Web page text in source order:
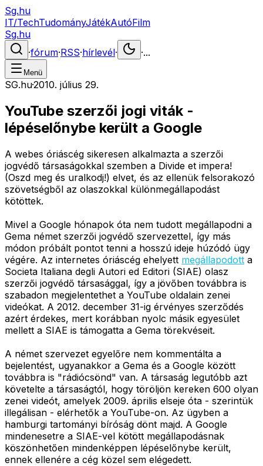
Sg.hu
IT/TechTudományJátékAutóFilm
Sg.hu
·fórum·RSS·hírlevél· ·...
Menü
SG.hu·2010. július 29.
YouTube szerzői jogi viták -
lépéselőnybe került a Google
A webes óriáscég sikeresen alkalmazta a szerzői
jogvédő társaságokkal szemben a Divide et impera!
(Oszd meg és uralkodj!) elvet, és az ellenük felsorakozó
szövetségből az olaszokkal különmegállapodást
kötöttek.
Mivel a Google hónapok óta nem tudott megállapodni a
Gema német szerzői jogvédő szervezettel, így más
módon próbált pontot tenni a hosszú ideje húzódó ügy
végére. Az internetes óriáscég ehelyett megállapodott a
Societa Italiana degli Autori ed Editori (SIAE) olasz
szerzői jogvédő társasággal, így a jövőben továbbra is
szabadon megjelentethet a YouTube oldalain zenei
videókat. A 2012. december 31-ig érvényes szerződés
azért érdekes, mert korábban nyolc másik egyesület
mellett a SIAE is támogatta a Gema törekvéseit.
A német szervezet egyelőre nem kommentálta a
bejelentést, ugyanakkor a Gema és a Google között
továbbra is "rádiócsönd" van. A társaság legutóbb azt
követelte a társaságtól, hogy töröljön kereken 600 olyan
zenei videót, amelyek 2009. április elseje óta - szerintük
illegálisan - elérhetők a YouTube-on. Az ügyben a
hamburgi tartományi bíróság dönt majd. A Google
mindenesetre a SIAE-vel kötött megállapodásnak
köszönhetően mindenképpen lépéselőnybe került,
ennek ellenére a cég közel sem elégedett.